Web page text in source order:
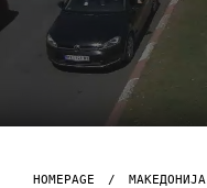
HOMEPAGE
МАКЕДОНИЈА